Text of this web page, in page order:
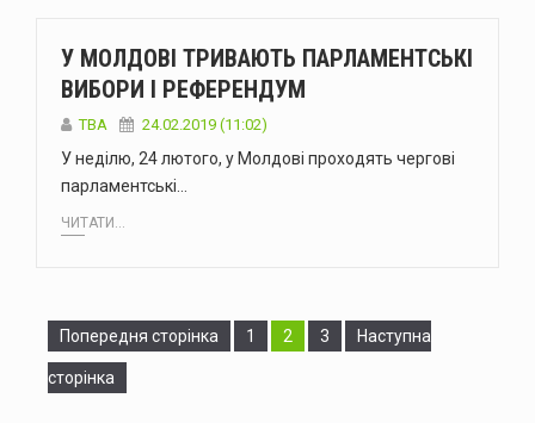
У МОЛДОВІ ТРИВАЮТЬ ПАРЛАМЕНТСЬКІ
ВИБОРИ І РЕФЕРЕНДУМ
TBA 24.02.2019 (11:02)
У неділю, 24 лютого, у Молдові проходять чергові
парламентські…
ЧИТАТИ...
Попередня сторінка Сторінка
1 Сторінка
2 Сторінка
3 Наступна
сторінка